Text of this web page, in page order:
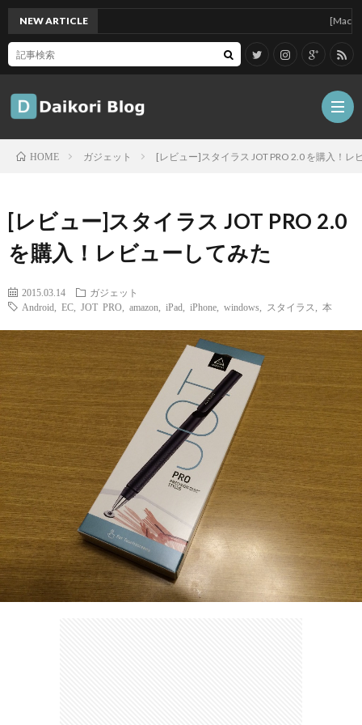
ェ
ッ
ト
グ
ル
メ
旅
行・
歩
こ
ブ
ロ
グ
NEW ARTICLE [Mac]Mac
HOME ガジェット [レビュー]スタイラス JOT PRO 2.0 を購入！レ
[レビュー]スタイラス JOT PRO 2.0
を購入！レビューしてみた
2015.03.14
ガジェット
Android
EC JOT PRO amazon iPad iPhone windows スタイラス 本